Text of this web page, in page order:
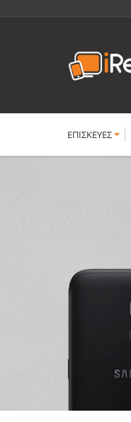
ΕΠΙΣΚΕΥΕΣ